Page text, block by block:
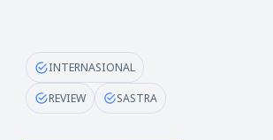
INTERNASIONAL
REVIEW SASTRA